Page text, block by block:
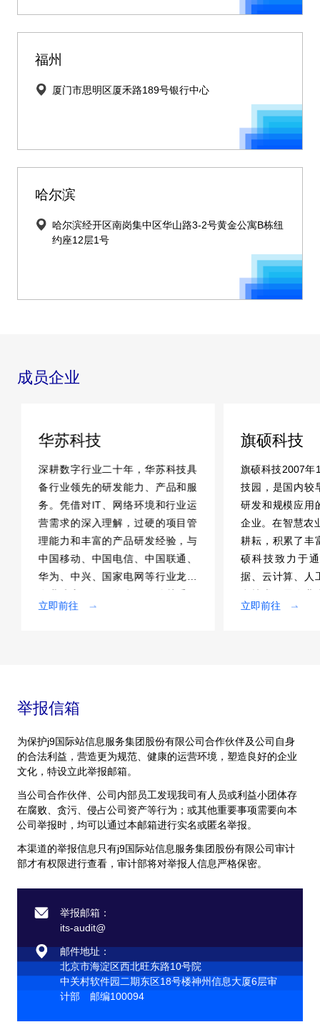
福州
厦门市思明区厦禾路189号银行中心
哈尔滨
哈尔滨经开区南岗集中区华山路3-2号黄金公寓B栋纽
约座12层1号
成员企业
华苏科技
深耕数字行业二十年，华苏科技具
备行业领先的研发能力、产品和服
务。凭借对IT、网络环境和行业运
营需求的深入理解，过硬的项目管
理能力和丰富的产品研发经验，与
中国移动、中国电信、中国联通、
华为、中兴、国家电网等行业龙头
业务覆盖全国31个省级行政区，以
立即前往
旗硕科技
旗硕科技2007年
技园，是国内较
研发和规模应用
企业。在智慧农
耕耘，积累了丰
硕科技致力于
据、云计算、人
管理服务数字化
立即前往
举报信箱
为保护j9国际站信息服务集团股份有限公司合作伙伴及公司自身
的合法利益，营造更为规范、健康的运营环境，塑造良好的企业
文化，特设立此举报邮箱。
当公司合作伙伴、公司内部员工发现我司有人员或利益小团体存
在腐败、贪污、侵占公司资产等行为；或其他重要事项需要向本
公司举报时，均可以通过本邮箱进行实名或匿名举报。
本渠道的举报信息只有j9国际站信息服务集团股份有限公司审计
部才有权限进行查看，审计部将对举报人信息严格保密。
举报邮箱：
its-audit@
邮件地址：
北京市海淀区西北旺东路10号院
中关村软件园二期东区18号楼神州信息大厦6层审
计部 邮编100094